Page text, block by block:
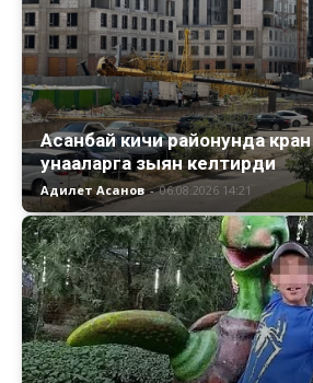
Асанбай кичи районунда кран
унааларга зыян келтирди
Адилет Асанов - 06.08.2026 14:21